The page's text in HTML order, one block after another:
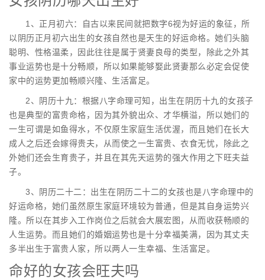
1、正月初六：自古以来民间就把数字6视为好运的象征，所
以阴历正月初六出生的女孩自然也是天生的好运命格。她们头脑
聪明、性格温柔，因此往往是属于贤妻良母的类型，除此之外其
事业运势也是十分畅顺，所以如果能够娶此贤妻那么必定会促使
家中的运势更加畅顺兴隆、生活富足。
2、阴历十九：根据八字命理可知，出生在阴历十九的女孩子
也是典型的富贵命格，因为其外貌出众、才华横溢，所以她们的
一生可谓是如鱼得水，不仅原生家庭生活优渥，而且她们在长大
成人之后还会嫁得贵夫，从而使之一生富贵、衣食无忧，除此之
外她们还会生育贵子，并且在其先天运势的强大作用之下旺夫益
子。
3、阴历二十二：出生在阴历二十二的女孩也是八字命理中的
好运命格，她们虽然原生家庭环境较为普通，但是其自身运势兴
隆。所以在其步入工作岗位之后就会大展宏图，从而收获畅顺的
人生运势。而且她们的婚姻运势也是十分幸福美满，因为其丈夫
多半出生于富贵人家，所以两人一生幸福、生活富足。
命好的女孩会旺夫吗